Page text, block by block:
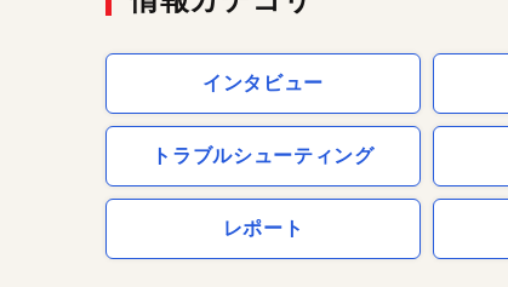
インタビュー
トラブルシューティング
レポート